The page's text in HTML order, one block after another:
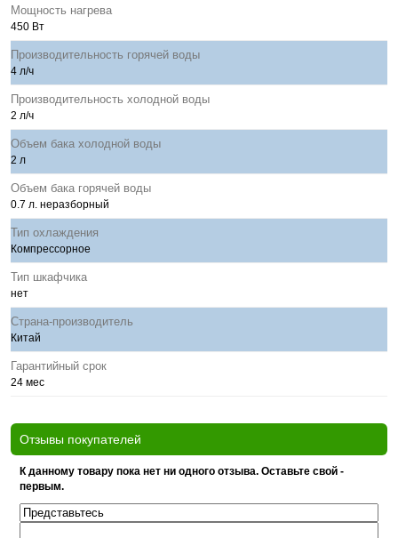
Мощность нагрева
450 Вт
Производительность горячей воды
4 л/ч
Производительность холодной воды
2 л/ч
Объем бака холодной воды
2 л
Объем бака горячей воды
0.7 л. неразборный
Тип охлаждения
Компрессорное
Тип шкафчика
нет
Страна-производитель
Китай
Гарантийный срок
24 мес
Отзывы покупателей
К данному товару пока нет ни одного отзыва. Оставьте свой -
первым.